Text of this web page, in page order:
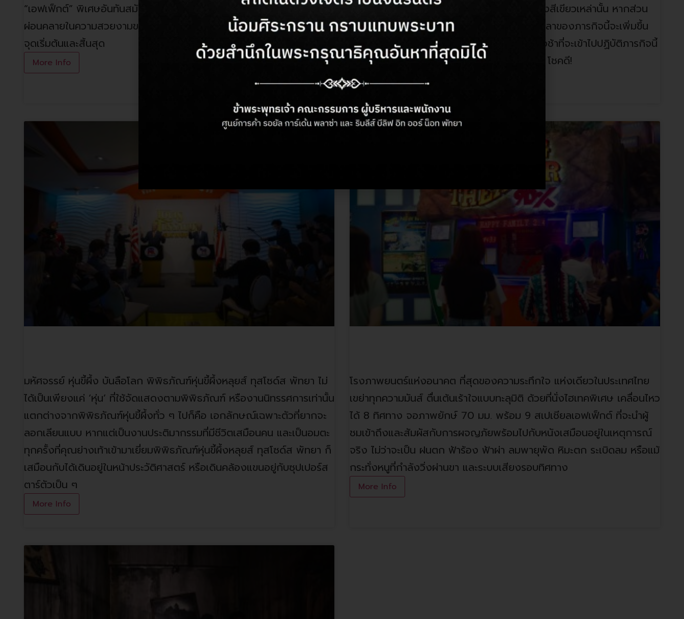
“เอฟเฟ็กต์” พิเศษอันทันสมัยถึง 16 ห้อง ที่จะนำพาทุกท่านได้เพลิดเพลิน
ผ่อนคลายในความสวยงามของมิติพิศวง และภาพลวงตาในจักรวาลที่ไม่มี
จุดเริ่มต้นและสิ้นสุด
More Info
วงกตเลเซอร์นี้ให้ได้ไวที่สุดโดยไม่แตะต้องลำแสงสีเขียวเหล่านั้น หากส่วน
หนึ่งส่วนใดของร่างกายสัมผัสลำแสงเลเซอร์ เวลาของภารกิจนี้จะเพิ่มขึ้น
ซึ่งจะส่งผลให้ภารกิจของคุณไม่สำเร็จได้ อย่ารอช้าที่จะเข้าไปปฏิบัติภารกิจนี้
และคุณคนเดียวเท่านั้นที่จะต้องผ่านออกมาให้ได้! โชคดี!
More Info
มหัศจรรย์ หุ่นขี้ผึ้ง บันลือโลก พิพิธภัณฑ์หุ่นขี้ผึ้งหลุยส์ ทุสโซด์ส พัทยา ไม่
ได้เป็นเพียงแค่ ‘หุ่น’ ที่ใช้จัดแสดงตามพิพิธภัณฑ์ หรืองานนิทรรศการเท่านั้น
แตกต่างจากพิพิธภัณฑ์หุ่นขี้ผึ้งทั่ว ๆ ไปก็คือ เอกลักษณ์เฉพาะตัวที่ยากจะ
ลอกเลียนแบบ หากแต่เป็นงานประติมากรรมที่มีชีวิตเสมือนคน และเป็นอมตะ
ทุกครั้งที่คุณย่างเท้าเข้ามาเยี่ยมพิพิธภัณฑ์หุ่นขี้ผึ้งหลุยส์ ทุสโซด์ส พัทยา ก็
เสมือนกับได้เดินอยู่ในหน้าประวัติศาสตร์ หรือเดินคล้องแขนอยู่กับซุปเปอร์ส
ตาร์ตัวเป็น ๆ
More Info
โรงภาพยนตร์แห่งอนาคต ที่สุดของความระทึกใจ แห่งเดียวในประเทศไทย
เขย่าทุกความมันส์ ตื่นเต้นเร้าใจแบบทะลุมิติ ด้วยที่นั่งไฮเทคพิเศษ เคลื่อนไหว
ได้ 8 ทิศทาง จอภาพยักษ์ 70 มม. พร้อม 9 สเปเชียลเอฟเฟ็กต์ ที่จะนำผู้
ชมเข้าถึงและสัมผัสกับการผจญภัยพร้อมไปกับหนังเสมือนอยู่ในเหตุการณ์
จริง ไม่ว่าจะเป็น ฝนตก ฟ้าร้อง ฟ้าผ่า ลมพายุพัด หิมะตก ระเบิดลม หรือแม้
กระทั่งหนูที่กำลังวิ่งผ่านขา และระบบเสียงรอบทิศทาง
More Info